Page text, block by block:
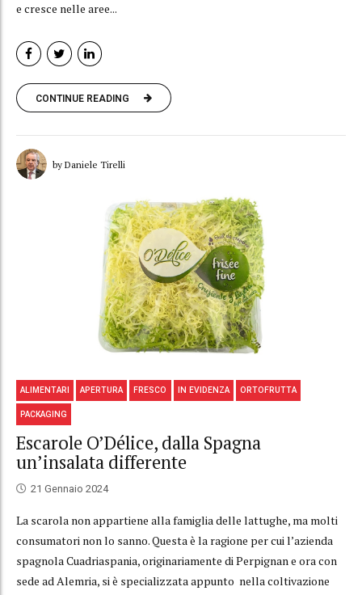
e cresce nelle aree...
CONTINUE READING
by Daniele Tirelli
ALIMENTARI APERTURA FRESCO IN EVIDENZA ORTOFRUTTA
PACKAGING
Escarole O’Délice, dalla Spagna
un’insalata differente
21 Gennaio 2024
La scarola non appartiene alla famiglia delle lattughe, ma molti
consumatori non lo sanno. Questa è la ragione per cui l’azienda
spagnola Cuadriaspania, originariamente di Perpignan e ora con
sede ad Alemria, si è specializzata appunto nella coltivazione